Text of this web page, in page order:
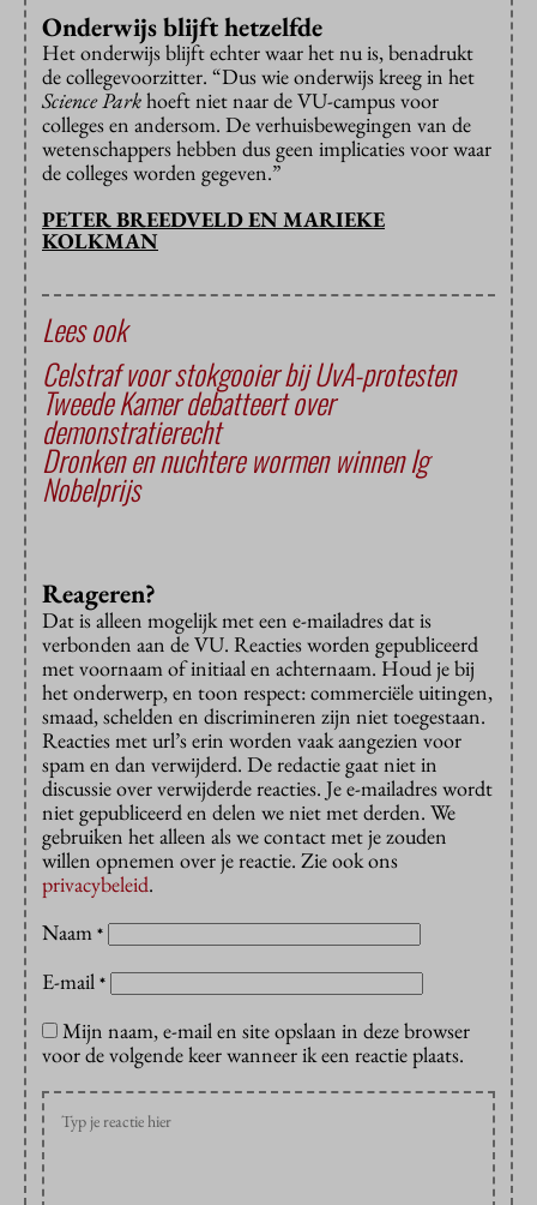
Onderwijs blijft hetzelfde
Het onderwijs blijft echter waar het nu is, benadrukt
de collegevoorzitter. “Dus wie onderwijs kreeg in het
Science Parkhoeft niet naar de VU-campus voor
colleges en andersom. De verhuisbewegingen van de
wetenschappers hebben dus geen implicaties voor waar
de colleges worden gegeven.”
PETER BREEDVELD EN MARIEKE
KOLKMAN
Lees ook
Celstraf voor stokgooier bij UvA-protesten
Tweede Kamer debatteert over
demonstratierecht
Dronken en nuchtere wormen winnen Ig
Nobelprijs
Reageren?
Dat is alleen mogelijk met een e-mailadres dat is
verbonden aan de VU. Reacties worden gepubliceerd
met voornaam of initiaal en achternaam. Houd je bij
het onderwerp, en toon respect: commerciële uitingen,
smaad, schelden en discrimineren zijn niet toegestaan.
Reacties met url’s erin worden vaak aangezien voor
spam en dan verwijderd. De redactie gaat niet in
discussie over verwijderde reacties. Je e-mailadres wordt
niet gepubliceerd en delen we niet met derden. We
gebruiken het alleen als we contact met je zouden
willen opnemen over je reactie. Zie ook ons
privacybeleid.
Naam *
E-mail *
Mijn naam, e-mail en site opslaan in deze browser
voor de volgende keer wanneer ik een reactie plaats.